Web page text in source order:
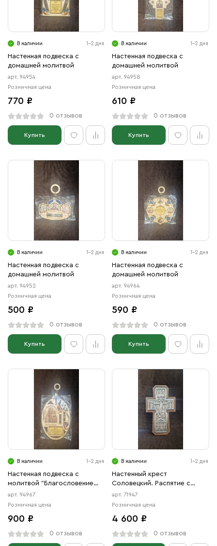
В наличии 1-2 дня
Настенная подвеска с
домашней молитвой
арт. 94954
Розничная цена
770 ₽
0 отзывов
Купить
В наличии 1-2 дня
Настенная подвеска с
домашней молитвой
арт. 94958
Розничная цена
610 ₽
0 отзывов
Купить
В наличии 1-2 дня
Настенная подвеска с
домашней молитвой
арт. 94952
Розничная цена
500 ₽
0 отзывов
Купить
В наличии 1-2 дня
Настенная подвеска с
домашней молитвой
арт. 94964
Розничная цена
590 ₽
0 отзывов
Купить
В наличии 1-2 дня
Настенная подвеска с
молитвой "Благословение
дома"
арт. 94967
Розничная цена
900 ₽
0 отзывов
В наличии 1-2 дня
Настенный крест
Соловецкий. Распятие с
предстоящими
арт. 71947
Розничная цена
4 600 ₽
0 отзывов